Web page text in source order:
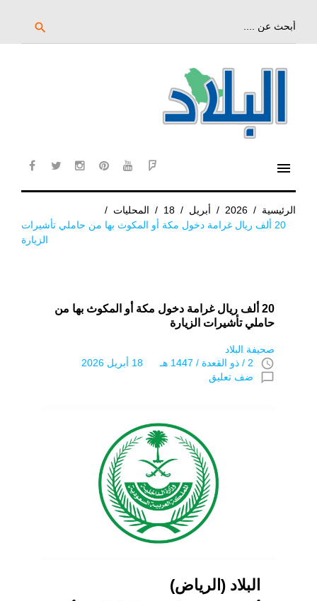
search
menu
الرئيسية /
2026
/ أبريل /
18
/ المحليات /
20 ألف ريال غرامة دخول مكة أو المكوث بها من حاملي تأشيرات
الزيارة
20 ألف ريال غرامة دخول مكة أو المكوث بها من
حاملي تأشيرات الزيارة
صحيفة البلاد
access_time 2 / ذو القعدة / 1447 هـ 18 أبريل 2026
chat_bubble_outline ضف تعليق
البلاد (الرياض)